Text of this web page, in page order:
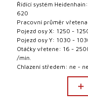
Řídící systém
620
Pracovní průměr
Pojezd osy X: 1250 -
Pojezd osy Y: 1030 -
Otáčky vřetene: 16 -
/min.
Chlazení středem: ne -